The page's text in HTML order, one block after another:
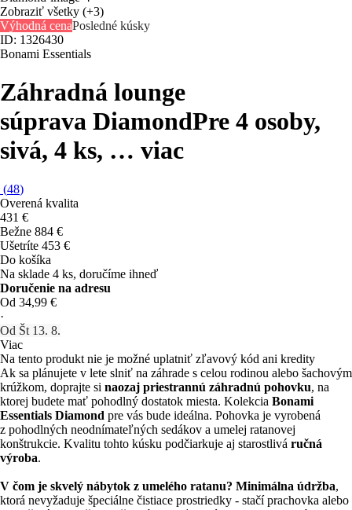
Zobraziť všetky (+3)
Výhodná cenaPosledné kúsky
ID: 1326430
Bonami Essentials
Záhradná lounge
súprava DiamondPre 4 osoby,
sivá, 4 ks, … viac
(48)
Overená kvalita
431 €
Bežne 884 €
Ušetríte 453 €
Do košíka
Na sklade 4 ks, doručíme ihneď
Doručenie na adresu
Od 34,99 €
·
Od Št 13. 8.
Viac
Na tento produkt nie je možné uplatniť zľavový kód ani kredity
Ak sa plánujete v lete slniť na záhrade s celou rodinou alebo šachovým
krúžkom, doprajte si naozaj priestrannú záhradnú pohovku, na
ktorej budete mať pohodlný dostatok miesta. Kolekcia Bonami
Essentials Diamond pre vás bude ideálna. Pohovka je vyrobená
z pohodlných neodnímateľných sedákov a umelej ratanovej
konštrukcie. Kvalitu tohto kúsku podčiarkuje aj starostlivá ručná
výroba.
V čom je skvelý nábytok z umelého ratanu? Minimálna údržba,
ktorá nevyžaduje špeciálne čistiace prostriedky - stačí prachovka alebo